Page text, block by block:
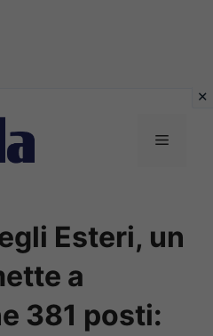
Menu
Esteri, un
a
381 posti: